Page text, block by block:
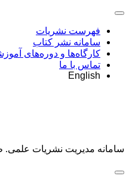
فهرست نشریات
سامانه نشر کتاب
کارگاه‌ها و دوره‌های
تماس با ما
English
سامانه مدیریت نشریات علمی.